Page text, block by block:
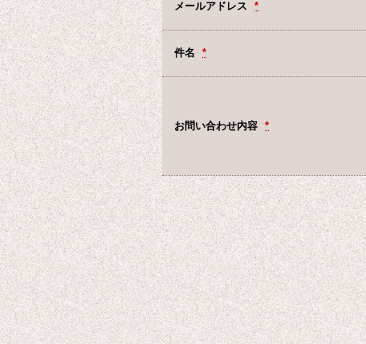
メールアドレス *
件名 *
お問い合わせ内容 *